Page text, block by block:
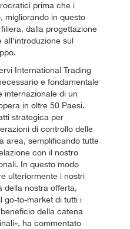
prima che i
migliorando in questo
dalla progettazione
sul
International Trading
e fondamentale
internazionale di un
in oltre 50 Paesi.
strategica per
di controllo delle
area, semplificando tutte
con il nostro
In questo modo
ulteriormente i nostri
della nostra offerta,
go-to-market di tutti i
della catena
ha commentato